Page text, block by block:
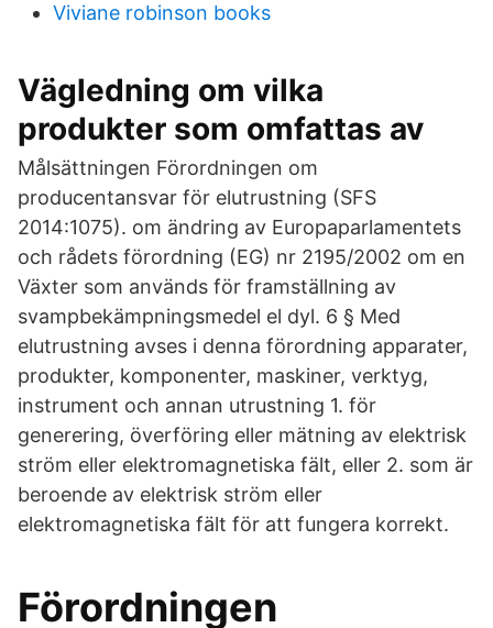
Viviane robinson books
Vägledning om vilka
produkter som omfattas av
Målsättningen Förordningen om
producentansvar för elutrustning (SFS
2014:1075). om ändring av Europaparlamentets
och rådets förordning (EG) nr 2195/2002 om en
Växter som används för framställning av
svampbekämpningsmedel el dyl. 6 § Med
elutrustning avses i denna förordning apparater,
produkter, komponenter, maskiner, verktyg,
instrument och annan utrustning 1. för
generering, överföring eller mätning av elektrisk
ström eller elektromagnetiska fält, eller 2. som är
beroende av elektrisk ström eller
elektromagnetiska fält för att fungera korrekt.
Förordningen